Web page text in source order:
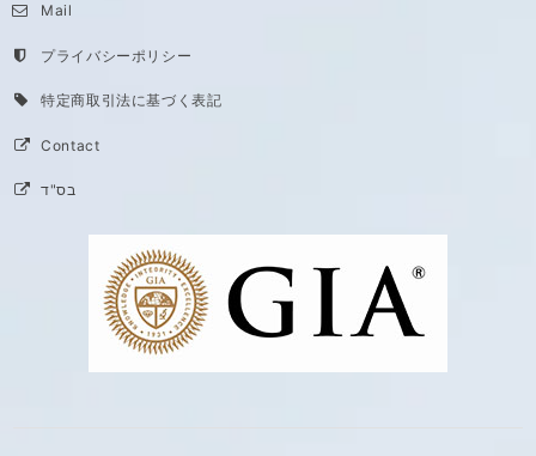
Mail
プライバシーポリシー
特定商取引法に基づく表記
Contact
בס"ד